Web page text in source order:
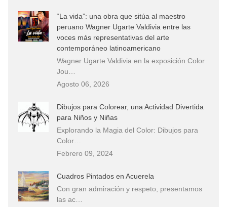
“La vida”: una obra que sitúa al maestro
peruano Wagner Ugarte Valdivia entre las
voces más representativas del arte
contemporáneo latinoamericano
Wagner Ugarte Valdivia en la exposición Color
Jou…
Agosto 06, 2026
Dibujos para Colorear, una Actividad Divertida
para Niños y Niñas
Explorando la Magia del Color: Dibujos para
Color…
Febrero 09, 2024
Cuadros Pintados en Acuerela
Con gran admiración y respeto, presentamos
las ac…